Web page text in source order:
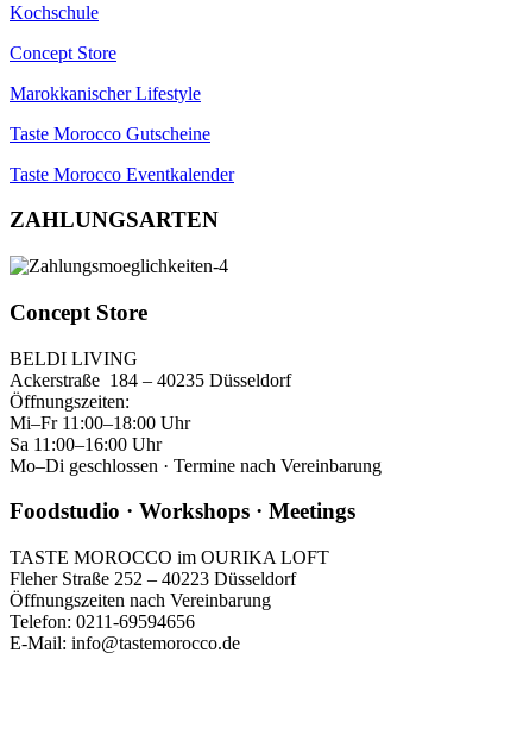
Kochschule
Concept Store
Marokkanischer Lifestyle
Taste Morocco Gutscheine
Taste Morocco Eventkalender
ZAHLUNGSARTEN
Concept Store
BELDI LIVING
Ackerstraße 184 – 40235 Düsseldorf
Öffnungszeiten:
Mi–Fr 11:00–18:00 Uhr
Sa 11:00–16:00 Uhr
Mo–Di geschlossen · Termine nach Vereinbarung
Foodstudio · Workshops · Meetings
TASTE MOROCCO im OURIKA LOFT
Fleher Straße 252 – 40223 Düsseldorf
Öffnungszeiten nach Vereinbarung
Telefon: 0211-69594656
E-Mail: info@tastemorocco.de